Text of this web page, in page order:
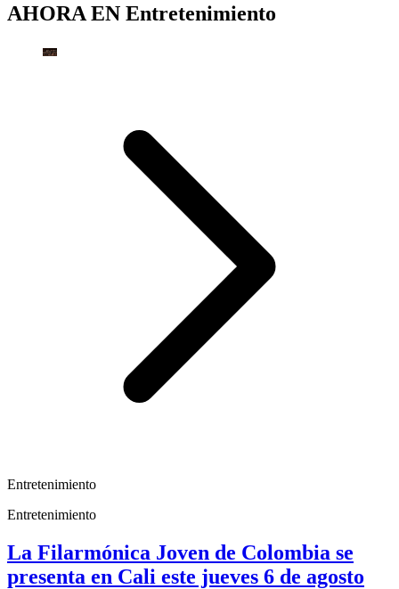
AHORA EN Entretenimiento
Entretenimiento
Entretenimiento
La Filarmónica Joven de Colombia se
presenta en Cali este jueves 6 de agosto